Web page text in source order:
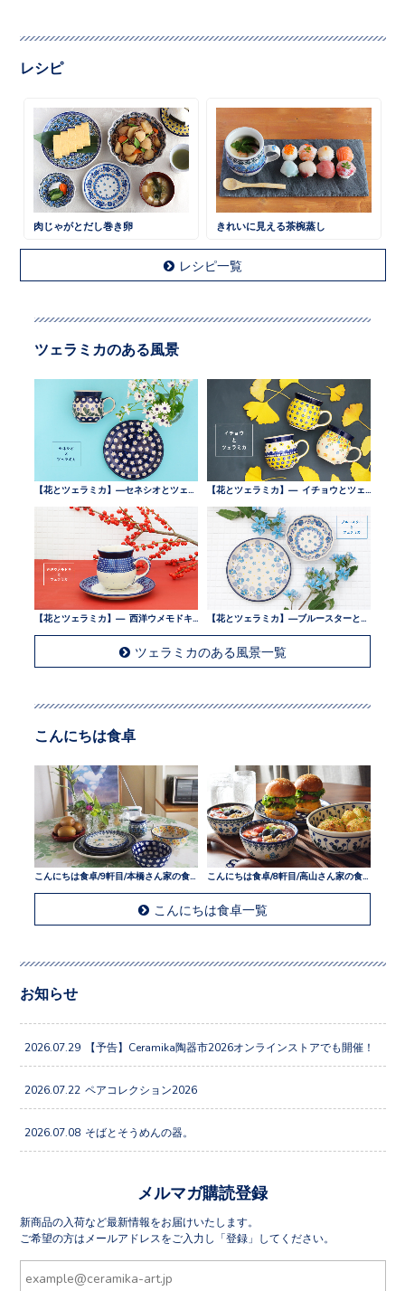
レシピ
肉じゃがとだし巻き卵 きれいに見える茶椀蒸し
レシピ一覧
ツェラミカのある風景
ツェラミカのある風景一覧
こんにちは食卓
こんにちは食卓/9軒目/本橋さん家の食卓
こんにちは食卓一覧
お知らせ
2026.07.29 【予告】Ceramika陶器市2026オンラインストアでも開催！
2026.07.22 ペアコレクション2026
2026.07.08 そばとそうめんの器。
メルマガ購読登録
新商品の入荷など最新情報をお届けいたします。
ご希望の方はメールアドレスをご入力し「登録」してください。